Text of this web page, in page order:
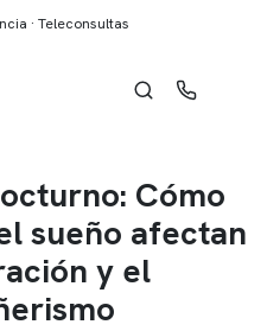
· Teleconsultas
Cómo
sueño afectan
y el